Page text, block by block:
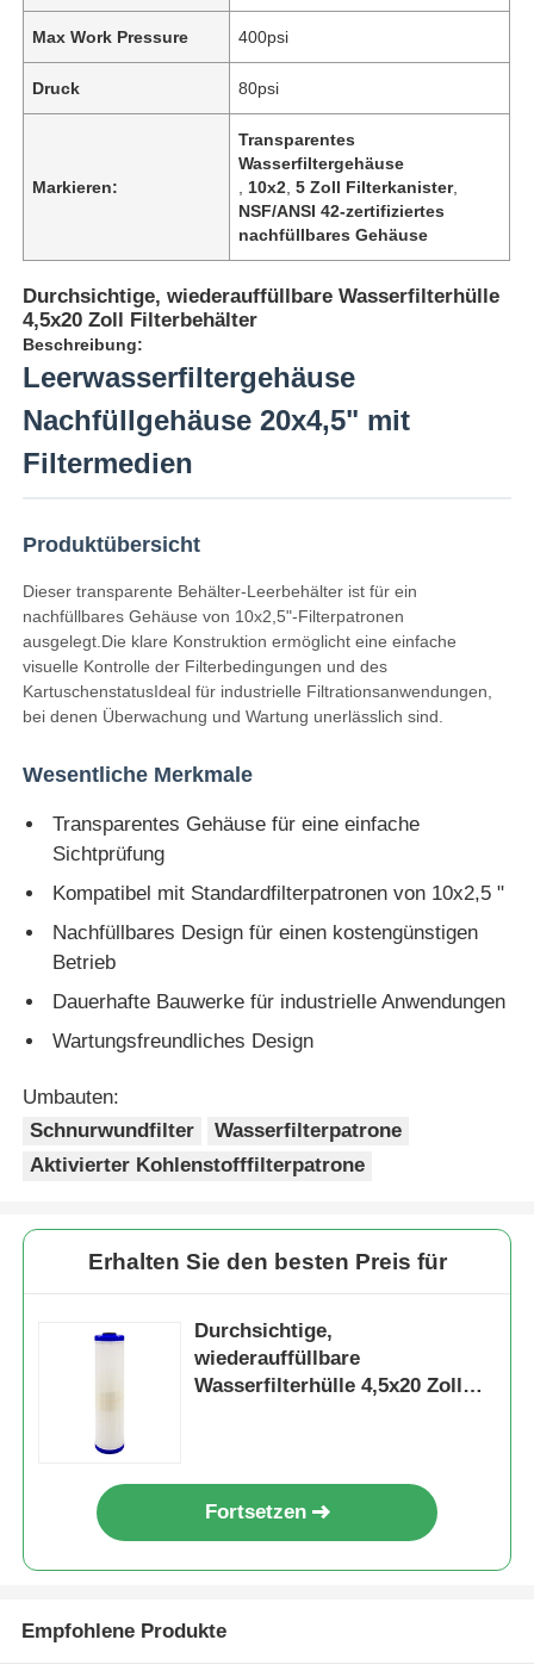
Über uns
Kontakt
Nachrichten
WasserFiltergehäuse
Wasserfilter
UVwassersterilisator
Wasserfilter Anschlussstücke
Industrielle RO-Membran
Ro-Membranwohnung
FRP-Druckbehälter
Ionenaustauschharz
Filterregelventil
Manometer
Flussmesser
Max Work Pressure 400psi
Druck 80psi
Markieren:
Transparentes
Wasserfiltergehäuse
10x2 ,5 Zoll Filterkanister,
NSF/ANSI 42-zertifiziertes
nachfüllbares Gehäuse
Durchsichtige, wiederauffüllbare Wasserfilterhülle
4,5x20 Zoll Filterbehälter
Beschreibung:
Leerwasserfiltergehäuse
Nachfüllgehäuse 20x4,5" mit
Filtermedien
Produktübersicht
Dieser transparente Behälter-Leerbehälter ist für ein
nachfüllbares Gehäuse von 10x2,5"-Filterpatronen
ausgelegt.Die klare Konstruktion ermöglicht eine einfache
visuelle Kontrolle der Filterbedingungen und des
KartuschenstatusIdeal für industrielle Filtrationsanwendungen,
bei denen Überwachung und Wartung unerlässlich sind.
Wesentliche Merkmale
Transparentes Gehäuse für eine einfache
Sichtprüfung
Kompatibel mit Standardfilterpatronen von 10x2,5 "
Nachfüllbares Design für einen kostengünstigen
Betrieb
Dauerhafte Bauwerke für industrielle Anwendungen
Wartungsfreundliches Design
Umbauten:
Schnurwundfilter
Wasserfilterpatrone
Aktivierter Kohlenstofffilterpatrone
Erhalten Sie den besten Preis für
Durchsichtige,
wiederauffüllbare
Wasserfilterhülle 4,5x20 Zoll
Fortsetzen
Empfohlene Produkte